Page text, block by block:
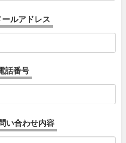
ールアドレス
話番号
い合わせ内容